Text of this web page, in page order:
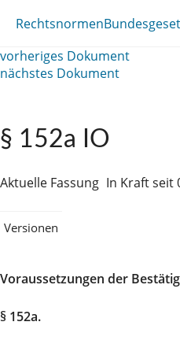
Rechtsnormen
vorheriges Dokument
nächstes Dokument
§ 152a IO
Aktuelle Fassung In Kraft seit
Versionen
Voraussetzungen der
§ 152a.